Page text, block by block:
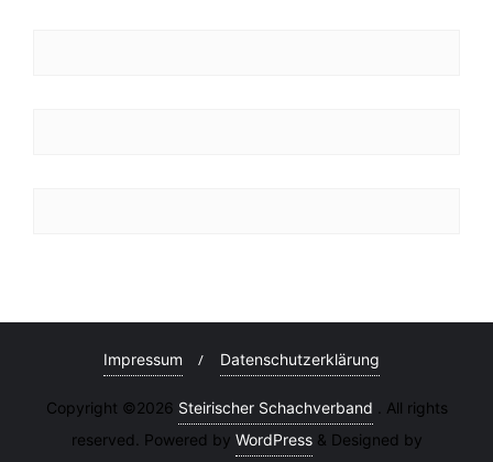
Impressum Datenschutzerklärung
Copyright ©2026 Steirischer Schachverband . All rights
reserved. Powered by WordPress & Designed by